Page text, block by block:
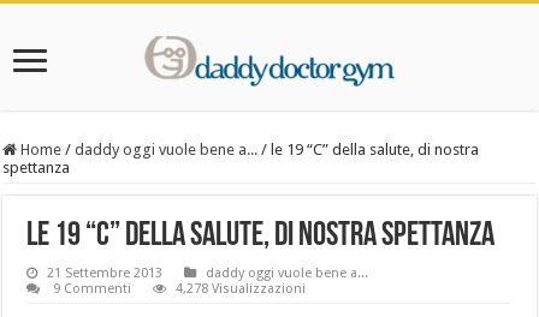
Home / daddy oggi vuole bene a... / le 19 “C” della salute, di nostra
spettanza
le 19 “C” della salute, di nostra spettanza
21 Settembre 2013
daddy oggi vuole bene a...
9 Commenti
4,278 Visualizzazioni